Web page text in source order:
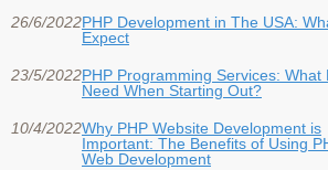
26/6/2022PHP Development in The USA:
Expect
23/5/2022PHP Programming Services: What
Need When Starting Out?
10/4/2022Why PHP Website Development is
Important: The Benefits of Using
Web Development